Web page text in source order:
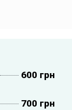
600 грн
700 грн